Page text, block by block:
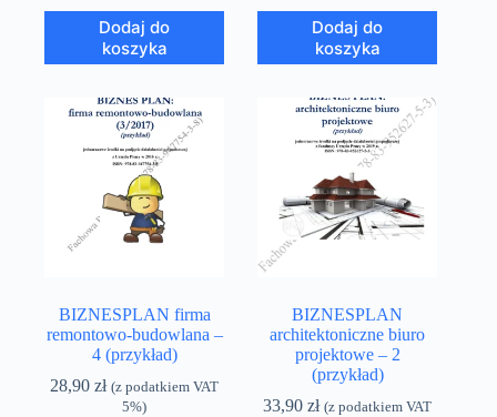
Dodaj do
koszyka
Dodaj do
koszyka
BIZNESPLAN firma
remontowo-budowlana –
4 (przykład)
28,90zł (z podatkiem VAT
5%)
BIZNESPLAN
architektoniczne biuro
projektowe – 2
(przykład)
33,90zł (z podatkiem VAT